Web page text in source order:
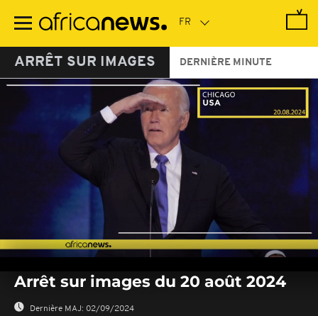
contenu
ARRÊT SUR IMAGES DERNIÈRE MINUTE
seconds
seconds
Arrêt sur images du 20 août 2024
Dernière MAJ: 02/09/2024